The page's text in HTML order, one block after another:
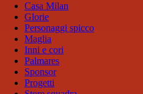
Casa Milan
Glorie
Personaggi spicco
Maglia
Inni e cori
Palmares
Sponsor
Progetti